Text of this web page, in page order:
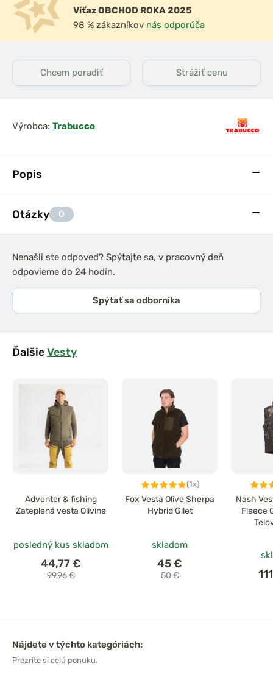
Popis
Otázky 0
Nenašli ste odpoveď? Spýtajte sa, v pracovný deň
odpovieme do 24 hodín.
Spýtať sa odborníka
ĎalšieVesty
Adventer & fishing
Zateplená vesta Olivine
posledný kus skladom
44,77 €
99,96 €
(1x)
Fox Vesta Olive Sherpa
Hybrid Gilet
skladom
45 €
50 €
Nash
Fleece
Nájdete v týchto kategóriách:
Prezrite si celú ponuku.
Víťaz OBCHOD ROKA 2025
98 % zákazníkov nás odporúča
Chcem poradiť Strážiť cenu
Výrobca: Trabucco